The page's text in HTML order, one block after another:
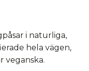
i naturliga,
hela vägen,
veganska.